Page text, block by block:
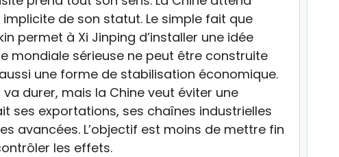
de son statut. Le simple fait que
permet à Xi Jinping d’installer une idée
mondiale sérieuse ne peut être construite
une forme de stabilisation économique.
durer, mais la Chine veut éviter une
ses exportations, ses chaînes industrielles
avancées. L’objectif est moins de mettre fin
les effets.